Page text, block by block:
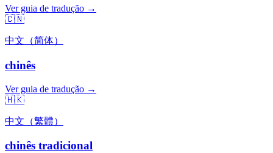
Ver guia de tradução →
🇨🇳
中文（简体）
chinês
Ver guia de tradução →
🇭🇰
中文（繁體）
chinês tradicional